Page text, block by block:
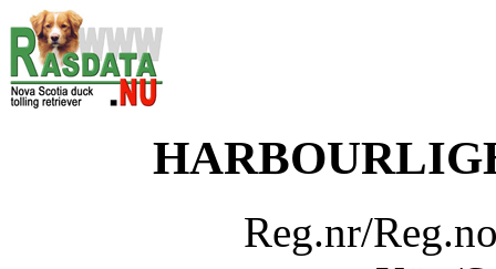
Reg.nr/